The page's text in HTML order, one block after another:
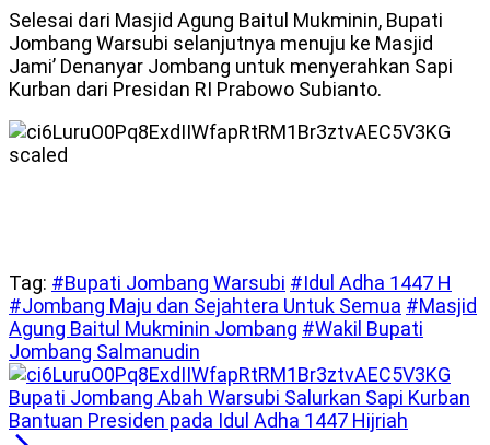
Selesai dari Masjid Agung Baitul Mukminin, Bupati
Jombang Warsubi selanjutnya menuju ke Masjid
Jami’ Denanyar Jombang untuk menyerahkan Sapi
Kurban dari Presidan RI Prabowo Subianto.
Tag: #Bupati Jombang Warsubi #Idul Adha 1447 H
#Jombang Maju dan Sejahtera Untuk Semua #Masjid
Agung Baitul Mukminin Jombang #Wakil Bupati
Jombang Salmanudin
Bupati Jombang Abah Warsubi Salurkan Sapi Kurban
Bantuan Presiden pada Idul Adha 1447 Hijriah